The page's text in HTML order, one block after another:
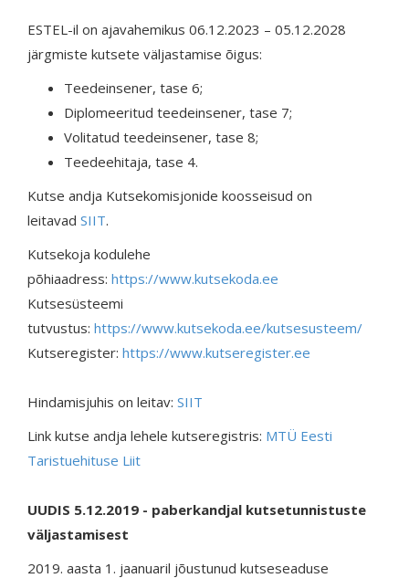
ESTEL-il on ajavahemikus 06.12.2023 – 05.12.2028
järgmiste kutsete väljastamise õigus:
Teedeinsener, tase 6;
Diplomeeritud teedeinsener, tase 7;
Volitatud teedeinsener, tase 8;
Teedeehitaja, tase 4.
Kutse andja Kutsekomisjonide koosseisud on
leitavad SIIT.
Kutsekoja kodulehe
põhiaadress: https://www.kutsekoda.ee
Kutsesüsteemi
tutvustus: https://www.kutsekoda.ee/kutsesusteem/
Kutseregister: https://www.kutseregister.ee
Hindamisjuhis on leitav: SIIT
Link kutse andja lehele kutseregistris: MTÜ Eesti
Taristuehituse Liit
UUDIS 5.12.2019 - paberkandjal kutsetunnistuste
väljastamisest
2019. aasta 1. jaanuaril jõustunud kutseseaduse